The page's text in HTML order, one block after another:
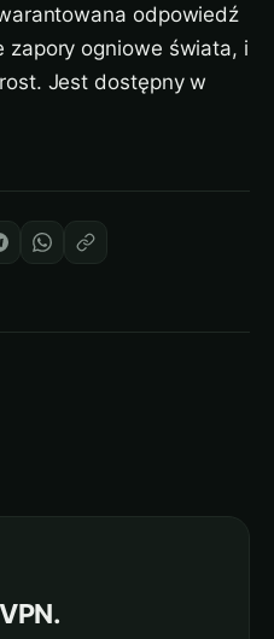
odpowiedź
zapory ogniowe świata, i
Jest dostępny w